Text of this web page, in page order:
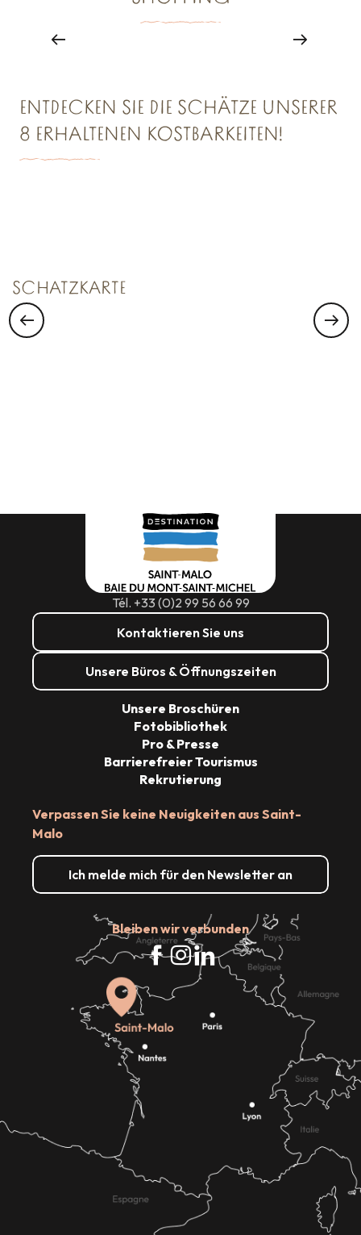
ENTDECKEN SIE DIE SCHÄTZE UNSERER
8 ERHALTENEN KOSTBARKEITEN!
SCHATZKARTE
Tél. +33 (0)2 99 56 66 99
Kontaktieren Sie uns
Unsere Büros & Öffnungszeiten
Verpassen Sie keine Neuigkeiten aus Saint-
Malo
Ich melde mich für den Newsletter an
Bleiben wir verbunden
Unsere Broschüren
Fotobibliothek
Pro & Presse
Barrierefreier Tourismus
Rekrutierung